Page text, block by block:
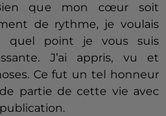
que mon cœur soit
de rythme, je voulais
quel point je vous suis
J’ai appris, vu et
Ce fut un tel honneur
partie de cette vie avec